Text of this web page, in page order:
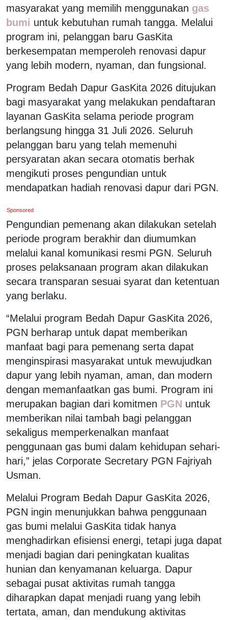
masyarakat yang memilih menggunakan gas
bumi untuk kebutuhan rumah tangga. Melalui
program ini, pelanggan baru GasKita
berkesempatan memperoleh renovasi dapur
yang lebih modern, nyaman, dan fungsional.
Program Bedah Dapur GasKita 2026 ditujukan
bagi masyarakat yang melakukan pendaftaran
layanan GasKita selama periode program
berlangsung hingga 31 Juli 2026. Seluruh
pelanggan baru yang telah memenuhi
persyaratan akan secara otomatis berhak
mengikuti proses pengundian untuk
mendapatkan hadiah renovasi dapur dari PGN.
Sponsored
Pengundian pemenang akan dilakukan setelah
periode program berakhir dan diumumkan
melalui kanal komunikasi resmi PGN. Seluruh
proses pelaksanaan program akan dilakukan
secara transparan sesuai syarat dan ketentuan
yang berlaku.
“Melalui program Bedah Dapur GasKita 2026,
PGN berharap untuk dapat memberikan
manfaat bagi para pemenang serta dapat
menginspirasi masyarakat untuk mewujudkan
dapur yang lebih nyaman, aman, dan modern
dengan memanfaatkan gas bumi. Program ini
merupakan bagian dari komitmen PGN untuk
memberikan nilai tambah bagi pelanggan
sekaligus memperkenalkan manfaat
penggunaan gas bumi dalam kehidupan sehari-
hari,” jelas Corporate Secretary PGN Fajriyah
Usman.
Melalui Program Bedah Dapur GasKita 2026,
PGN ingin menunjukkan bahwa penggunaan
gas bumi melalui GasKita tidak hanya
menghadirkan efisiensi energi, tetapi juga dapat
menjadi bagian dari peningkatan kualitas
hunian dan kenyamanan keluarga. Dapur
sebagai pusat aktivitas rumah tangga
diharapkan dapat menjadi ruang yang lebih
tertata, aman, dan mendukung aktivitas